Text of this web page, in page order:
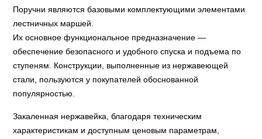
Поручни являются базовыми комплектующими элементами
лестничных маршей.
Их основное функциональное предназначение —
обеспечение безопасного и удобного спуска и подъема по
ступеням. Конструкции, выполненные из нержавеющей
стали, пользуются у покупателей обоснованной
популярностью.
Закаленная нержавейка, благодаря техническим
характеристикам и доступным ценовым параметрам,